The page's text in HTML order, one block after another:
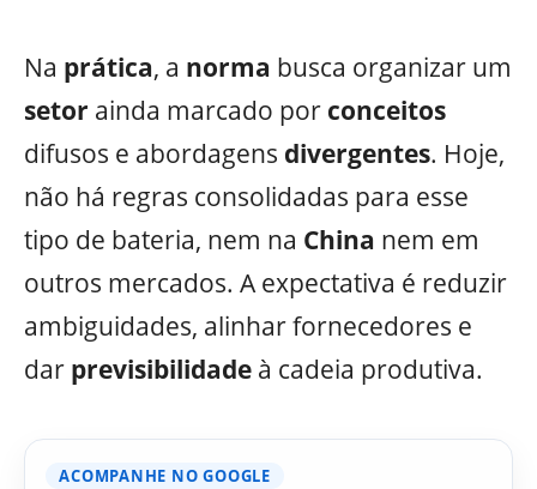
Na prática, a norma busca organizar um
setor ainda marcado por conceitos
difusos e abordagens divergentes. Hoje,
não há regras consolidadas para esse
tipo de bateria, nem na China nem em
outros mercados. A expectativa é reduzir
ambiguidades, alinhar fornecedores e
dar previsibilidade à cadeia produtiva.
ACOMPANHE NO GOOGLE